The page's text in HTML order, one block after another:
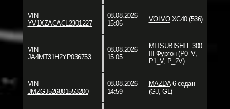
VIN
YV1XZACACL2301227
08.08.2026
15:06
VOLVOXC40 (536)
VIN
JA4MT31H2YP036753
08.08.2026
15:05
MITSUBISHI L 300
III Фургон (P0_V,
P1_V, P_2V)
VIN
JMZGJ526801553200
08.08.2026
14:59
MAZDA6 седан
(GJ, GL)